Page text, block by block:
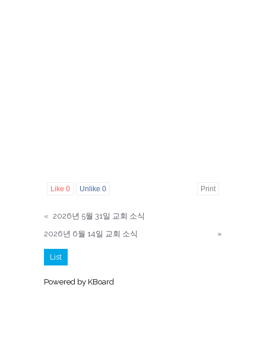
Like 0 Unlike 0 Print
« 2026년 5월 31일 교회 소식
2026년 6월 14일 교회 소식
»
List
Powered by KBoard